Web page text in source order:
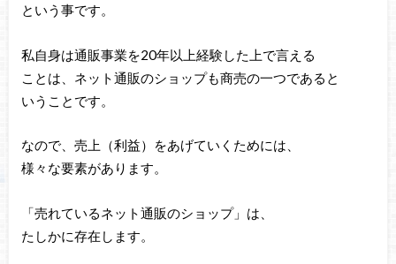
という事です。
私自身は通販事業を20年以上経験した上で言える
ことは、ネット通販のショップも商売の一つであると
いうことです。
なので、売上（利益）をあげていくためには、
様々な要素があります。
「売れているネット通販のショップ」は、
たしかに存在します。